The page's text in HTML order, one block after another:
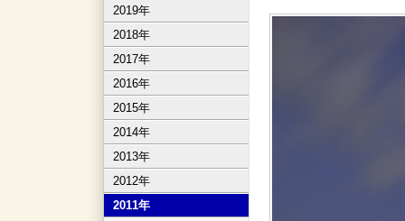
2019年
2018年
2017年
2016年
2015年
2014年
2013年
2012年
2011年